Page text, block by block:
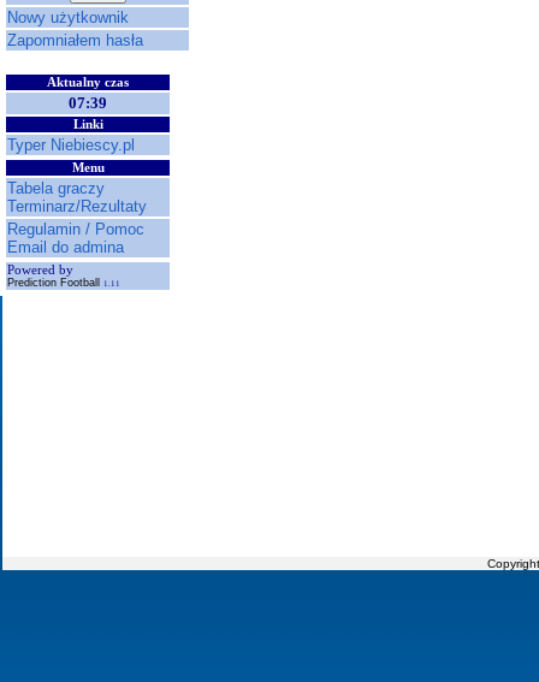
Nowy użytkownik
Zapomniałem hasła
Aktualny czas
07:39
Linki
Typer Niebiescy.pl
Menu
Tabela graczy
Terminarz/Rezultaty
Regulamin / Pomoc
Email do admina
Powered by
Prediction Football 1.11